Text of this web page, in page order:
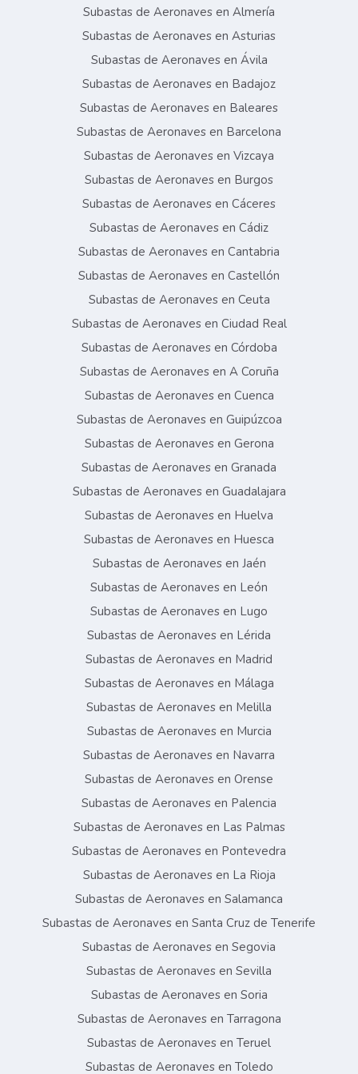
Subastas de Aeronaves en Almería
Subastas de Aeronaves en Asturias
Subastas de Aeronaves en Ávila
Subastas de Aeronaves en Badajoz
Subastas de Aeronaves en Baleares
Subastas de Aeronaves en Barcelona
Subastas de Aeronaves en Vizcaya
Subastas de Aeronaves en Burgos
Subastas de Aeronaves en Cáceres
Subastas de Aeronaves en Cádiz
Subastas de Aeronaves en Cantabria
Subastas de Aeronaves en Castellón
Subastas de Aeronaves en Ceuta
Subastas de Aeronaves en Ciudad Real
Subastas de Aeronaves en Córdoba
Subastas de Aeronaves en A Coruña
Subastas de Aeronaves en Cuenca
Subastas de Aeronaves en Guipúzcoa
Subastas de Aeronaves en Gerona
Subastas de Aeronaves en Granada
Subastas de Aeronaves en Guadalajara
Subastas de Aeronaves en Huelva
Subastas de Aeronaves en Huesca
Subastas de Aeronaves en Jaén
Subastas de Aeronaves en León
Subastas de Aeronaves en Lugo
Subastas de Aeronaves en Lérida
Subastas de Aeronaves en Madrid
Subastas de Aeronaves en Málaga
Subastas de Aeronaves en Melilla
Subastas de Aeronaves en Murcia
Subastas de Aeronaves en Navarra
Subastas de Aeronaves en Orense
Subastas de Aeronaves en Palencia
Subastas de Aeronaves en Las Palmas
Subastas de Aeronaves en Pontevedra
Subastas de Aeronaves en La Rioja
Subastas de Aeronaves en Salamanca
Subastas de Aeronaves en Santa Cruz de Tenerife
Subastas de Aeronaves en Segovia
Subastas de Aeronaves en Sevilla
Subastas de Aeronaves en Soria
Subastas de Aeronaves en Tarragona
Subastas de Aeronaves en Teruel
Subastas de Aeronaves en Toledo